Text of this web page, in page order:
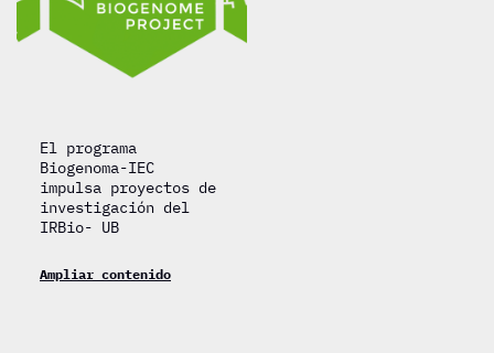
El programa
Biogenoma-IEC
impulsa proyectos de
investigación del
IRBio- UB
Ampliar contenido